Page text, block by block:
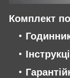
Комплект